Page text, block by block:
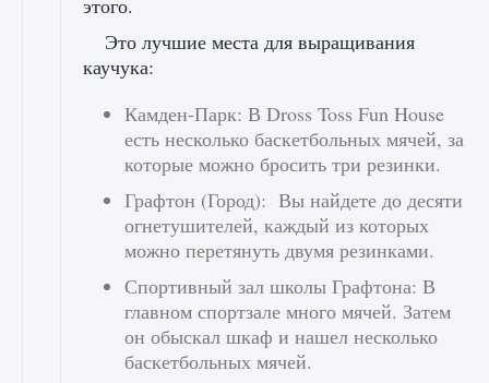
этого.
Это лучшие места для выращивания
каучука:
Камден-Парк: В Dross Toss Fun House
есть несколько баскетбольных мячей, за
которые можно бросить три резинки.
Графтон (Город): Вы найдете до десяти
огнетушителей, каждый из которых
можно перетянуть двумя резинками.
Спортивный зал школы Графтона: В
главном спортзале много мячей. Затем
он обыскал шкаф и нашел несколько
баскетбольных мячей.